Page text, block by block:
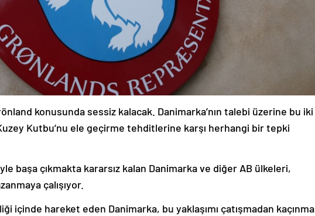
konusunda sessiz kalacak. Danimarka’nın talebi üzerine bu iki
Kutbu’nu ele geçirme tehditlerine karşı herhangi bir tepki
başa çıkmakta kararsız kalan Danimarka ve diğer AB ülkeleri,
çalışıyor.
içinde hareket eden Danimarka, bu yaklaşımı çatışmadan kaçınma